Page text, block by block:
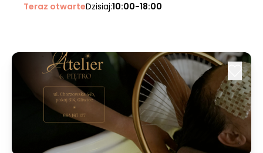
Teraz otwarteDzisiaj:10:00-18:00